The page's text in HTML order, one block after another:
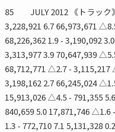
85 JULY 2012 《トラック
3,228,921 6.7 66,973,671
68,226,362 1.9 - 3,190,092
3,313,977 3.9 70,647,939
68,712,771 △2.7 -
3,198,162 2.7 66,245,024
15,913,026 △4.5 - 791,355
840,659 5.0 17,871,746 △1.6
1.3 - 772,710 7.1 5,131,328